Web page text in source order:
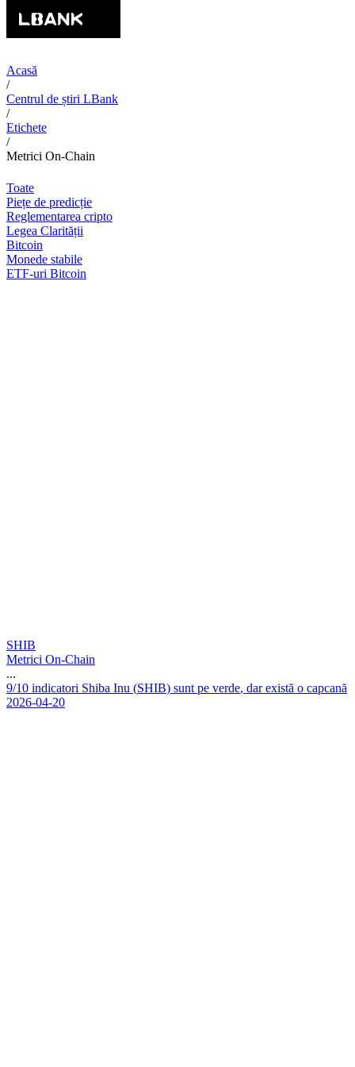
Acasă
/
Centrul de știri LBank
/
Etichete
/
Metrici On-Chain
Toate
Piețe de predicție
Reglementarea cripto
Legea Clarității
Bitcoin
Monede stabile
ETF-uri Bitcoin
SHIB
Metrici On-Chain
...
9/10 indicatori Shiba Inu (SHIB) sunt pe verde, dar există o capcană
2026-04-20